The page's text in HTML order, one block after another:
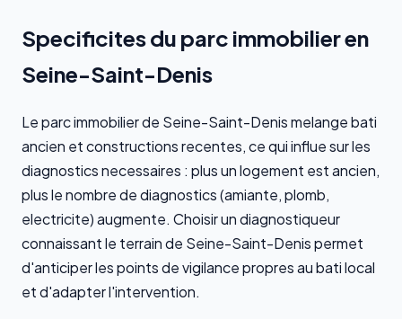
Specificites du parc immobilier en
Seine-Saint-Denis
Le parc immobilier de Seine-Saint-Denis melange bati
ancien et constructions recentes, ce qui influe sur les
diagnostics necessaires : plus un logement est ancien,
plus le nombre de diagnostics (amiante, plomb,
electricite) augmente. Choisir un diagnostiqueur
connaissant le terrain de Seine-Saint-Denis permet
d'anticiper les points de vigilance propres au bati local
et d'adapter l'intervention.